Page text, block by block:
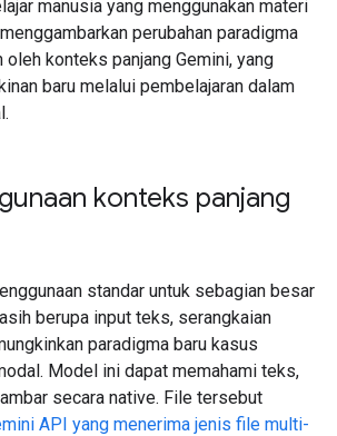
manusia yang menggunakan materi
perubahan paradigma
oleh konteks panjang Gemini, yang
baru melalui pembelajaran dalam
konteks panjang
standar untuk sebagian besar
berupa input teks, serangkaian
paradigma baru kasus
Model ini dapat memahami teks,
secara native. File tersebut
API yang menerima jenis file multi-